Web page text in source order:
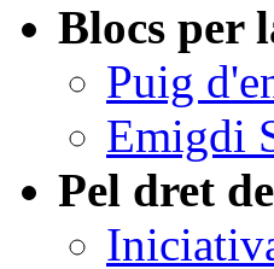
Blocs per
Puig
Emigdi
Pel dret